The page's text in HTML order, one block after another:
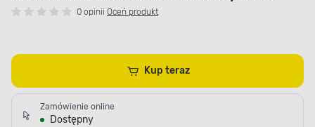
0 opinii Oceń produkt
Kup teraz
Zamówienie online
Dostępny